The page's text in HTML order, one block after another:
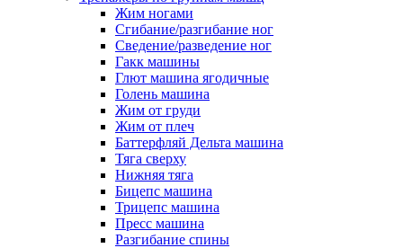
Жим ногами
Сгибание/разгибание ног
Сведение/разведение ног
Гакк машины
Глют машина ягодичные
Голень машина
Жим от груди
Жим от плеч
Баттерфляй Дельта машина
Тяга сверху
Нижняя тяга
Бицепс машина
Трицепс машина
Пресс машина
Разгибание спины